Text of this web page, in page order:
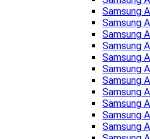
Samsung
Samsung
Samsung
Samsung
Samsung
Samsung
Samsung
Samsung
Samsung
Samsung
Samsung